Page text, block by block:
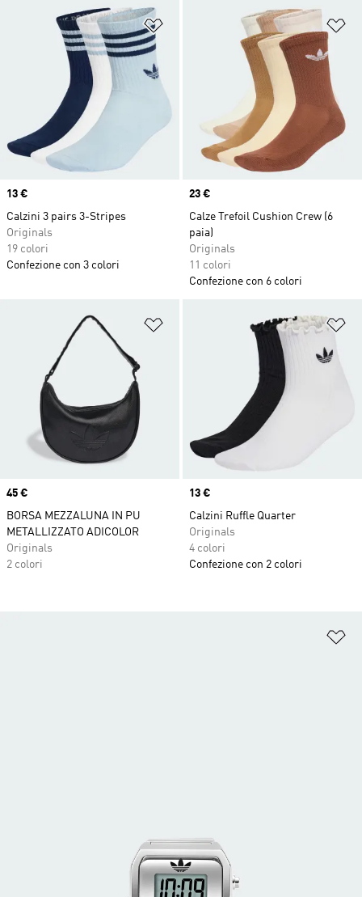
Aggiungi alla lista dei desideri
Price
13 €
Calzini 3 pairs 3-Stripes
Originals
19 colori
Confezione con 3 colori
Price
23 €
Calze Trefoil Cushion Crew (6
paia)
Originals
11 colori
Confezione con 6 colori
Aggiungi alla lista dei desideri
Price
45 €
BORSA MEZZALUNA IN PU
METALLIZZATO ADICOLOR
Originals
2 colori
Price
13 €
Calzini Ruffle Quarter
Originals
4 colori
Confezione con 2 colori